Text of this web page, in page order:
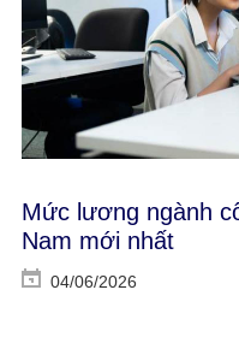
Mức lương ngành
Nam mới nhất
04/06/2026